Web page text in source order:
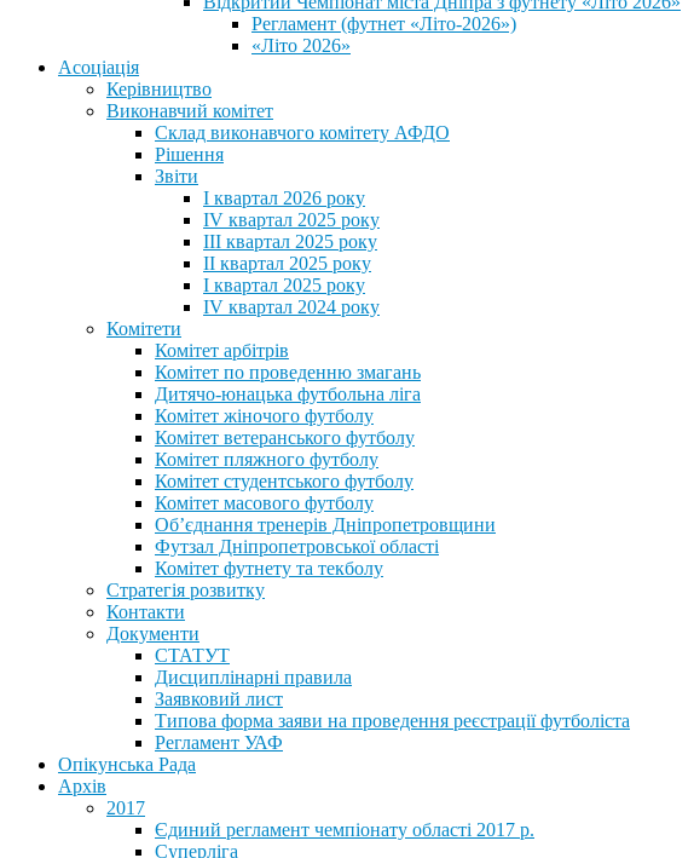
Регламент (футнет «Літо-2026»)
«Літо 2026»
Асоціація
Керівництво
Виконавчий комітет
Склад виконавчого комітету АФДО
Рішення
Звіти
I квартал 2026 року
IV квартал 2025 року
III квартал 2025 року
II квартал 2025 року
I квартал 2025 року
IV квартал 2024 року
Комітети
Комітет арбітрів
Комітет по проведенню змагань
Дитячо-юнацька футбольна ліга
Комітет жіночого футболу
Комітет ветеранського футболу
Комітет пляжного футболу
Комітет студентського футболу
Комітет масового футболу
Обʼєднання тренерів Дніпропетровщини
Футзал Дніпропетровської області
Комітет футнету та текболу
Стратегія розвитку
Контакти
Документи
СТАТУТ
Дисциплінарні правила
Заявковий лист
Типова форма заяви на проведення реєстрації футболіста
Регламент УАФ
Опікунська Рада
Архів
2017
Єдиний регламент чемпіонату області 2017 р.
Суперліга